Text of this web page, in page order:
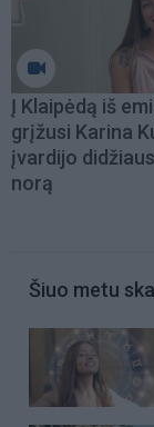
Į Klaipėdą iš
grįžusi Karina
įvardijo
norą
Šiuo metu